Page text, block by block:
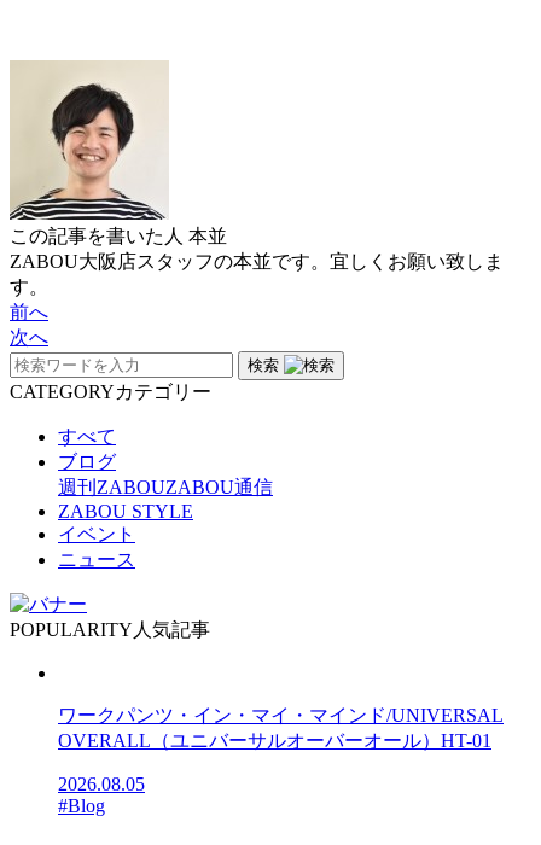
この記事を書いた人 本並
ZABOU大阪店スタッフの本並です。宜しくお願い致しま
す。
前へ
次へ
検索
CATEGORYカテゴリー
すべて
ブログ
週刊ZABOUZABOU通信
ZABOU STYLE
イベント
ニュース
POPULARITY 人気記事
ワークパンツ・イン・マイ・マインド/UNIVERSAL
OVERALL（ユニバーサルオーバーオール）HT-01
2026.08.05
#Blog